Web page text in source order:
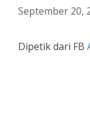
September 20,
Dipetik dari FB